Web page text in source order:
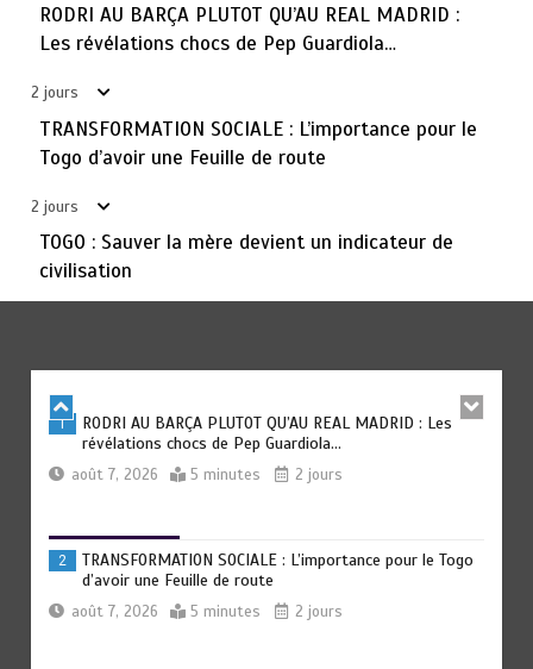
RODRI AU BARÇA PLUTOT QU’AU REAL MADRID :
Les révélations chocs de Pep Guardiola…
2 jours
TRANSFORMATION SOCIALE : L’importance pour le
Togo d’avoir une Feuille de route
2 jours
TOGO : Sauver la mère devient un indicateur de
civilisation
4
BLITTA / SEMINAIRE NATIONAL DES GOUVERNEURS ET
PREFETS: … Vers l’optimisation du service public
RECHERCHE ET INNOVATION: Le Togo ouvre la voie pour
l’enracinement du génie génétique et de la
tourisme
1
RODRI AU BARÇA PLUTOT QU’AU REAL MADRID : Les
révélations chocs de Pep Guardiola…
août 7, 2026 5 minutes 2 jours
2
TRANSFORMATION SOCIALE : L’importance pour le Togo
d’avoir une Feuille de route
août 7, 2026 5 minutes 2 jours